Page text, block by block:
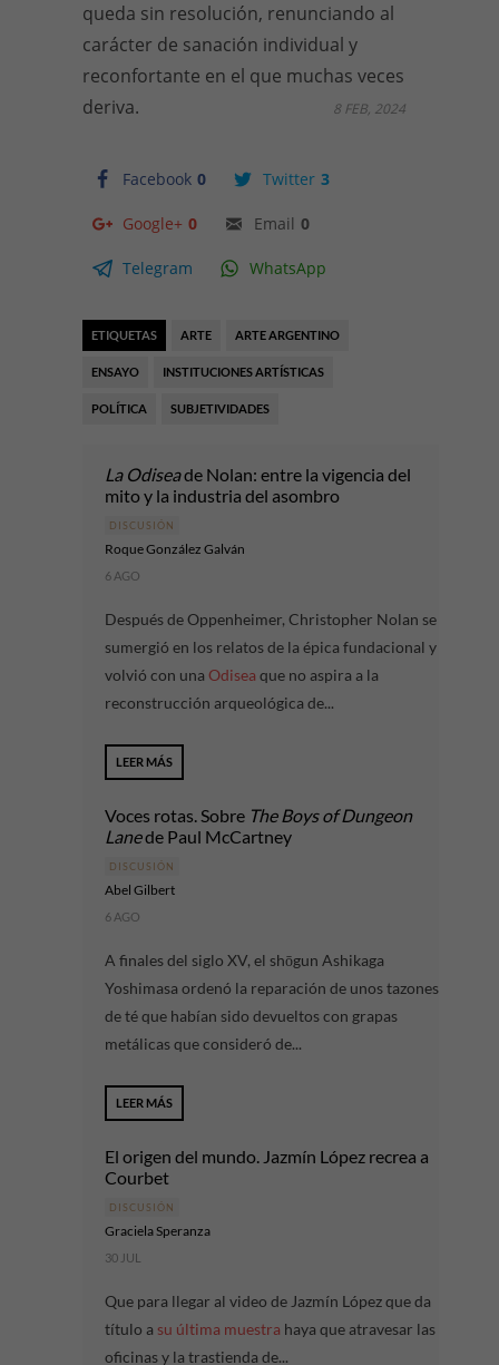
queda sin resolución, renunciando al
carácter de sanación individual y
reconfortante en el que muchas veces
deriva.
Facebook 0 Twitter 3
Google+ 0 Email 0
Telegram WhatsApp
8 FEB, 2024
ETIQUETAS ARTE ARTE ARGENTINO
ENSAYO INSTITUCIONES ARTÍSTICAS
POLÍTICA SUBJETIVIDADES
La Odiseade Nolan: entre la vigencia del
mito y la industria del asombro
DISCUSIÓN
Roque González Galván
6 AGO
Después de Oppenheimer, Christopher Nolan se
sumergió en los relatos de la épica fundacional y
volvió con una Odisea que no aspira a la
reconstrucción arqueológica de...
LEER MÁS
Voces rotas. Sobre The Boys of Dungeon
Lanede Paul McCartney
DISCUSIÓN
Abel Gilbert
6 AGO
A finales del siglo XV, el shōgun Ashikaga
Yoshimasa ordenó la reparación de unos tazones
de té que habían sido devueltos con grapas
metálicas que consideró de...
LEER MÁS
El origen del mundo. Jazmín López recrea a
Courbet
DISCUSIÓN
Graciela Speranza
30 JUL
Que para llegar al video de Jazmín López que da
título a su última muestra haya que atravesar las
oficinas y la trastienda de...